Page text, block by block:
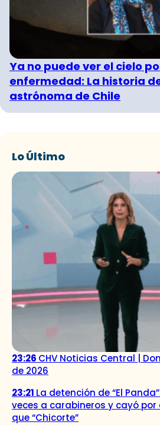
Ya no puede ver el cielo
enfermedad: La historia
astrónoma de Chile
Lo Último
23:26 CHV Noticias Central |
de 2026
23:21 La detención de “El
veces a carabineros y cayó
que “Chicorte”